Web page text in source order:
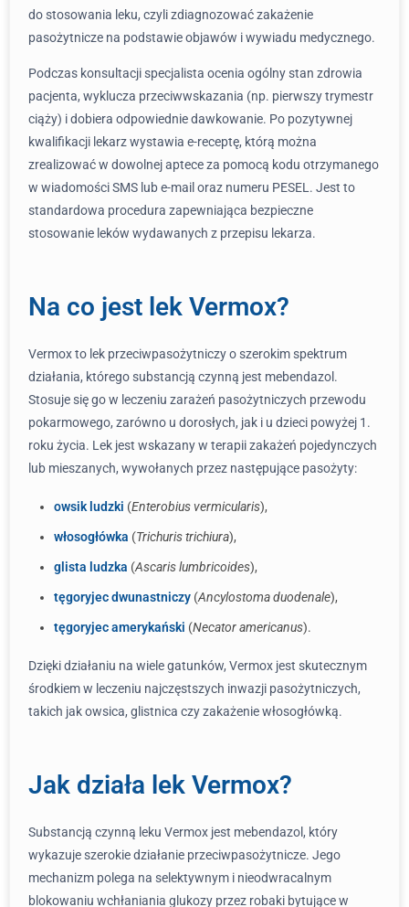
do stosowania leku, czyli zdiagnozować zakażenie
pasożytnicze na podstawie objawów i wywiadu medycznego.
Podczas konsultacji specjalista ocenia ogólny stan zdrowia
pacjenta, wyklucza przeciwwskazania (np. pierwszy trymestr
ciąży) i dobiera odpowiednie dawkowanie. Po pozytywnej
kwalifikacji lekarz wystawia e-receptę, którą można
zrealizować w dowolnej aptece za pomocą kodu otrzymanego
w wiadomości SMS lub e-mail oraz numeru PESEL. Jest to
standardowa procedura zapewniająca bezpieczne
stosowanie leków wydawanych z przepisu lekarza.
Na co jest lek Vermox?
Vermox to lek przeciwpasożytniczy o szerokim spektrum
działania, którego substancją czynną jest mebendazol.
Stosuje się go w leczeniu zarażeń pasożytniczych przewodu
pokarmowego, zarówno u dorosłych, jak i u dzieci powyżej 1.
roku życia. Lek jest wskazany w terapii zakażeń pojedynczych
lub mieszanych, wywołanych przez następujące pasożyty:
owsik ludzki (Enterobius vermicularis),
włosogłówka (Trichuris trichiura),
glista ludzka (Ascaris lumbricoides),
tęgoryjec dwunastniczy (Ancylostoma duodenale),
tęgoryjec amerykański (Necator americanus).
Dzięki działaniu na wiele gatunków, Vermox jest skutecznym
środkiem w leczeniu najczęstszych inwazji pasożytniczych,
takich jak owsica, glistnica czy zakażenie włosogłówką.
Jak działa lek Vermox?
Substancją czynną leku Vermox jest mebendazol, który
wykazuje szerokie działanie przeciwpasożytnicze. Jego
mechanizm polega na selektywnym i nieodwracalnym
blokowaniu wchłaniania glukozy przez robaki bytujące w